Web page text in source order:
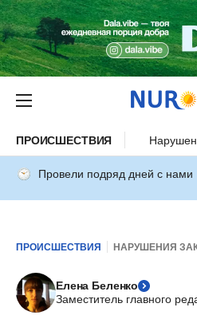
ПРОИСШЕСТВИЯ
Провели подряд дней с нами
ПРОИСШЕСТВИЯ НАРУШЕНИЯ
Елена Беленко
Заместитель главного